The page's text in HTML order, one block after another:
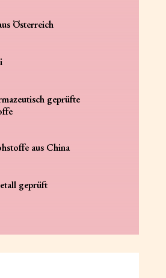
Österreich
geprüfte
aus China
geprüft